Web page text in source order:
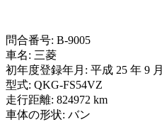
問合番号: B-9005
車名: 三菱
初年度登録年月: 平成 25 年 9 月
型式: QKG-FS54VZ
走行距離: 824972 km
車体の形状: バン